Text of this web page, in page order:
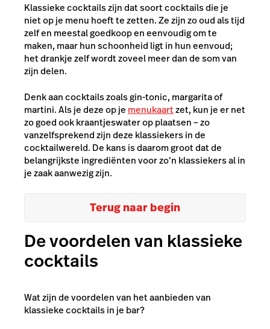
Klassieke cocktails zijn dat soort cocktails die je
niet op je menu hoeft te zetten. Ze zijn zo oud als tijd
zelf en meestal goedkoop en eenvoudig om te
maken, maar hun schoonheid ligt in hun eenvoud;
het drankje zelf wordt zoveel meer dan de som van
zijn delen.
Denk aan cocktails zoals gin-tonic, margarita of
martini. Als je deze op je menukaartzet, kun je er net
zo goed ook kraantjeswater op plaatsen – zo
vanzelfsprekend zijn deze klassiekers in de
cocktailwereld. De kans is daarom groot dat de
belangrijkste ingrediënten voor zo’n klassiekers al in
je zaak aanwezig zijn.
Terug naar begin
De voordelen van klassieke
cocktails
Wat zijn de voordelen van het aanbieden van
klassieke cocktails in je bar?